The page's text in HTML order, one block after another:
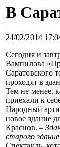
В
24/02/2014
Сегодня и
Вампилова
Саратовского
проходят в
Тем не менее,
приехали к
Народный
новое здание
Краснов. –
старого